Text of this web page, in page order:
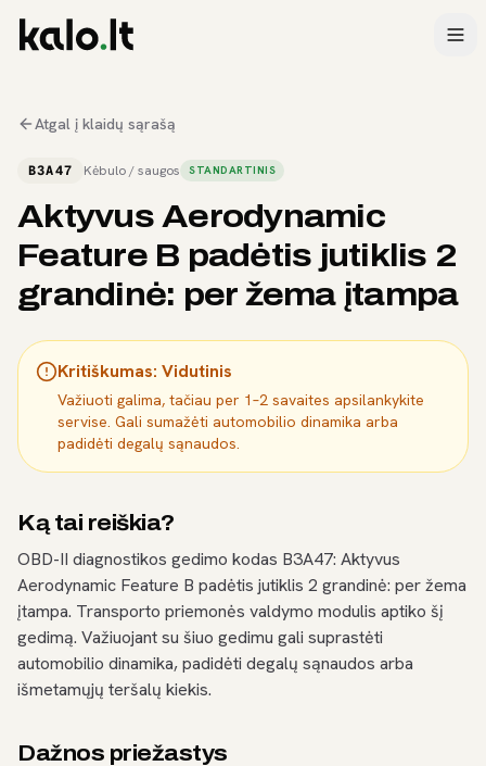
Atgal į klaidų sąrašą
B3A47 Kėbulo / saugos STANDARTINIS
Aktyvus Aerodynamic
Feature B padėtis jutiklis 2
grandinė: per žema įtampa
Kritiškumas: Vidutinis
Važiuoti galima, tačiau per 1–2 savaites apsilankykite
servise. Gali sumažėti automobilio dinamika arba
padidėti degalų sąnaudos.
Ką tai reiškia?
OBD-II diagnostikos gedimo kodas B3A47: Aktyvus
Aerodynamic Feature B padėtis jutiklis 2 grandinė: per žema
įtampa. Transporto priemonės valdymo modulis aptiko šį
gedimą. Važiuojant su šiuo gedimu gali suprastėti
automobilio dinamika, padidėti degalų sąnaudos arba
išmetamųjų teršalų kiekis.
Dažnos priežastys